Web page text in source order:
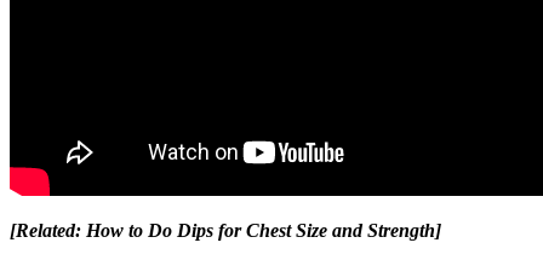
[Related: How to Do Dips for Chest Size and Strength]